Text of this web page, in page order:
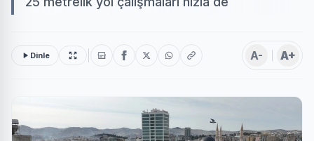
Dinle A- A+